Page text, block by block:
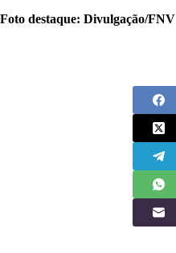
Foto destaque: Divulgação/FNV